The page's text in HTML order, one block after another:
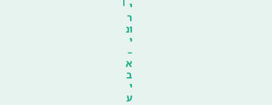
י
ר
ונ
י
–
א
ב
י
ע